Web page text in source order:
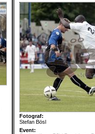
Fotograf:
Stefan Bösl
Event: